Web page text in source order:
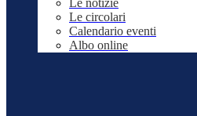
Le notizie
Le circolari
Calendario eventi
Albo online